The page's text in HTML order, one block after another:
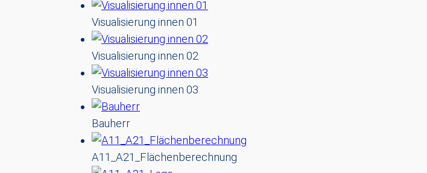
Visualisierung innen 01
Visualisierung innen 02
Visualisierung innen 03
Bauherr
A11_A21_Flächenberechnung